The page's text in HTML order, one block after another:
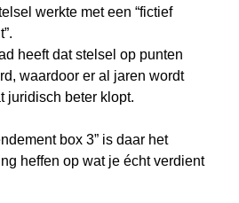
werkte met een “fictief
heeft dat stelsel op punten
waardoor er al jaren wordt
juridisch beter klopt.
box 3” is daar het
heffen op wat je écht verdient